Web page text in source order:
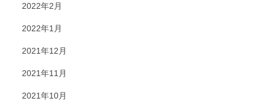
2022年2月
2022年1月
2021年12月
2021年11月
2021年10月